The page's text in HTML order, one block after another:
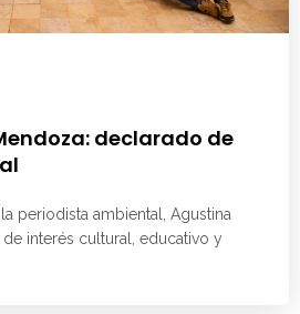
declarado de
periodista ambiental, Agustina
interés cultural, educativo y